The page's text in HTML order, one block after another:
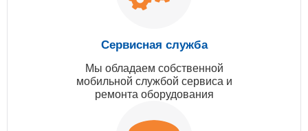
Сервисная служба
Мы обладаем собственной
мобильной службой сервиса и
ремонта оборудования